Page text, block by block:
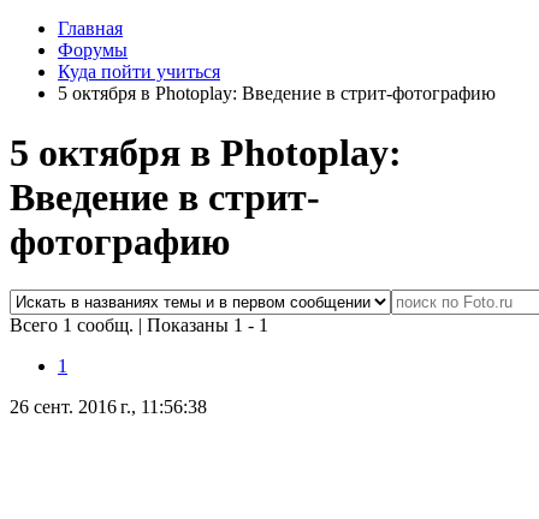
Главная
Форумы
Куда пойти учиться
5 октября в Photoplay: Введение в стрит-фотографию
5 октября в Photoplay:
Введение в стрит-
фотографию
Всего 1 сообщ. | Показаны 1 - 1
1
26 сент. 2016 г., 11:56:38